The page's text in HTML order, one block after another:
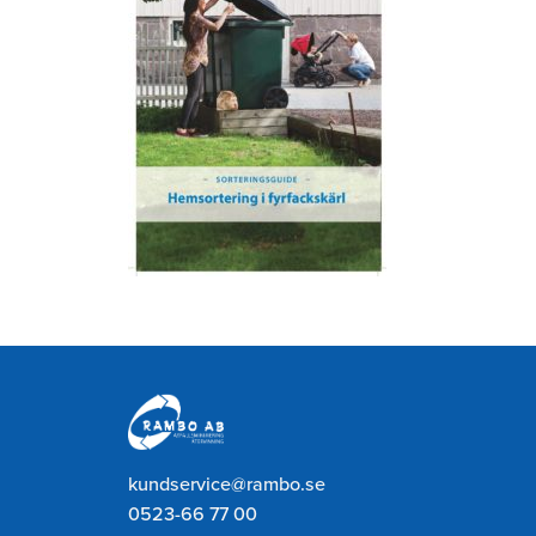
Rambo
AB
kundservice@rambo.se
0523-66 77 00